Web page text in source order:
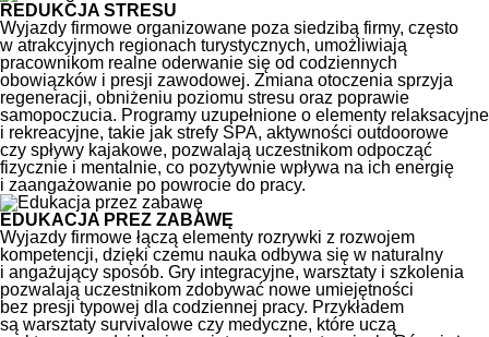
REDUKCJA STRESU
Wyjazdy firmowe organizowane poza siedzibą firmy, często
w atrakcyjnych regionach turystycznych, umożliwiają
pracownikom realne oderwanie się od codziennych
obowiązków i presji zawodowej. Zmiana otoczenia sprzyja
regeneracji, obniżeniu poziomu stresu oraz poprawie
samopoczucia. Programy uzupełnione o elementy relaksacyjne
i rekreacyjne, takie jak strefy SPA, aktywności outdoorowe
czy spływy kajakowe, pozwalają uczestnikom odpocząć
fizycznie i mentalnie, co pozytywnie wpływa na ich energię
i zaangażowanie po powrocie do pracy.
EDUKACJA PREZ ZABAWĘ
Wyjazdy firmowe łączą elementy rozrywki z rozwojem
kompetencji, dzięki czemu nauka odbywa się w naturalny
i angażujący sposób. Gry integracyjne, warsztaty i szkolenia
pozwalają uczestnikom zdobywać nowe umiejętności
bez presji typowej dla codziennej pracy. Przykładem
są warsztaty survivalowe czy medyczne, które uczą